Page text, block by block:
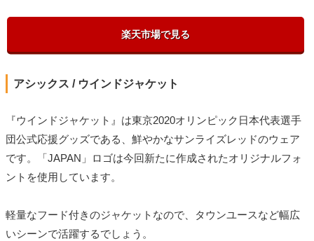
楽天市場で見る
アシックス / ウインドジャケット
『ウインドジャケット』は東京2020オリンピック日本代表選手
団公式応援グッズである、鮮やかなサンライズレッドのウェア
です。「JAPAN」ロゴは今回新たに作成されたオリジナルフォ
ントを使用しています。
軽量なフード付きのジャケットなので、タウンユースなど幅広
いシーンで活躍するでしょう。